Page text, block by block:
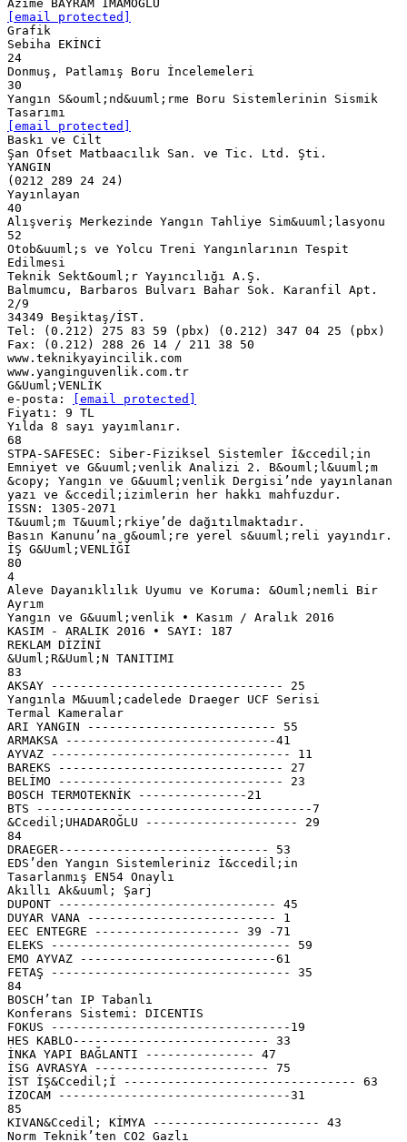
[email protected]
Grafik
Sebiha EKİNCİ
24
Donmuş, Patlamış Boru İncelemeleri
30
Yangın S&ouml;nd&uuml;rme Boru Sistemlerinin Sismik
[email protected]
Baskı ve Cilt
Şan Ofset Matbaacılık San. ve Tic. Ltd. Şti.
YANGIN
(0212 289 24 24)
Yayınlayan
40
Alışveriş Merkezinde Yangın Tahliye Sim&uuml;lasyonu
52
Otob&uuml;s ve Yolcu Treni Yangınlarının Tespit
Edilmesi
Teknik Sekt&ouml;r Yayıncılığı A.Ş.
Balmumcu, Barbaros Bulvarı Bahar Sok. Karanfil Apt.
2/9
34349 Beşiktaş/İST.
Tel: (0.212) 275 83 59 (pbx) (0.212) 347 04 25 (pbx)
Fax: (0.212) 288 26 14 / 211 38 50
www.teknikyayincilik.com
www.yanginguvenlik.com.tr
G&Uuml;VENLİK
e-posta:
[email protected]